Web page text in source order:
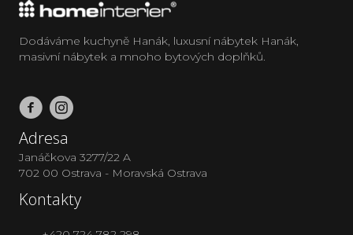
Dodáváme kuchyně Hanák, luxusní nábytek Hanák,
masivní nábytek a mnoho bytových doplňků.
Adresa
Janáčkova 3277/22 A
702 00 Ostrava - Moravská Ostrava
Kontakty